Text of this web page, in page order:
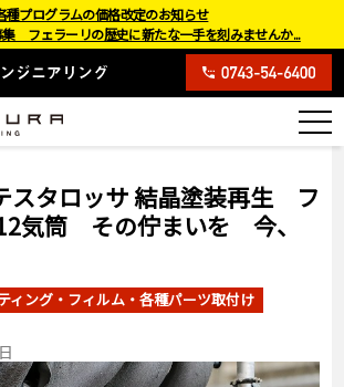
スタロッサ 結晶塗装再生 フ
気筒 その佇まいを 今、
ィング・フィルム・各種パーツ取付け
種プログラムの価格改定のお知らせ
集 フェラーリの歴史に新たな一手を刻みませんか...